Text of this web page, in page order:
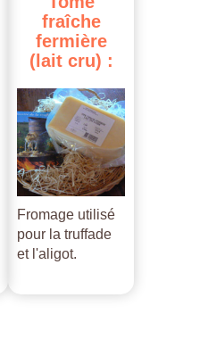
fraîche
fermière
(lait cru) :
Fromage utilisé
pour la truffade
et l'aligot.